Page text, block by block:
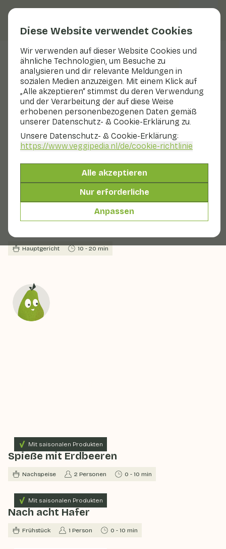
Diese Website verwendet Cookies
Wir verwenden auf dieser Website Cookies und
ähnliche Technologien, um Besuche zu
analysieren und dir relevante Meldungen in
sozialen Medien anzuzeigen. Mit einem Klick auf
„Alle akzeptieren“ stimmst du deren Verwendung
und der Verarbeitung der auf diese Weise
erhobenen personenbezogenen Daten gemäß
unserer Datenschutz- & Cookie-Erklärung zu.
Unsere Datenschutz- & Cookie-Erklärung:
https://www.veggipedia.nl/de/cookie-richtlinie
Alle akzeptieren
Nur erforderliche
Anpassen
Rezepte
Filter(581)
581 Ergebnisse
Mit saisonalen Produkten
Mit Gemüse gefüllte Kartoffelschalen
Mit saisonalen Produkten
Kartoffelsalat mit Makrele, Blumenkohl
und Brokkoli von Brenda Kookt
Hauptgericht 10 - 20 min
Mit saisonalen Produkten
Spieße mit Erdbeeren
Nachspeise 2 Personen 0 - 10 min
Mit saisonalen Produkten
Nach acht Hafer
Frühstück 1 Person 0 - 10 min